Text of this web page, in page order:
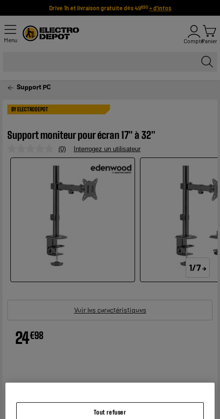
Drive 1h et livraison gratuite dès 49€90 + d'infos
Menu ComptePanier
Support PC
BY ELECTRODEPOT
Support moniteur pour écran 17" à 32"
Aucune
valeur
de
Lien
sur
page.
(0) Interrogez un utilisateur
1/7
Voir les caractéristiques
24€98
Tout refuser